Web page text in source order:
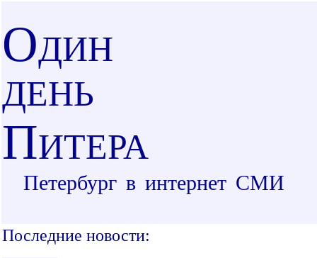
ОДИН
ДЕНЬ
ПИТЕРА
Петербург в интернет СМИ
Последние новости: